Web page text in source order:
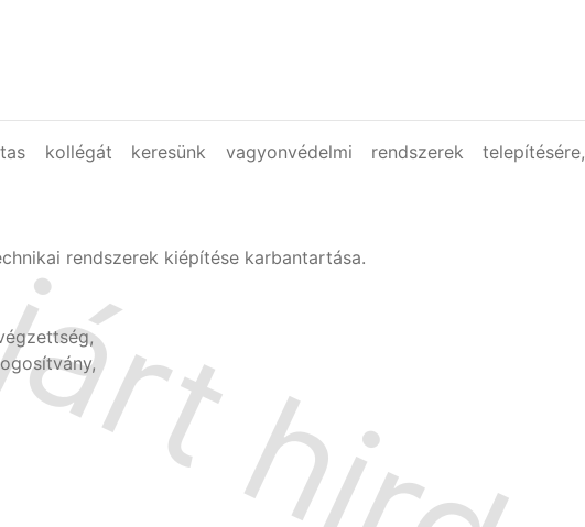
kollégát keresünk vagyonvédelmi rendszerek telepítésére,
rendszerek kiépítése karbantartása.